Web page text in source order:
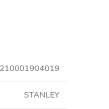
STANLEY